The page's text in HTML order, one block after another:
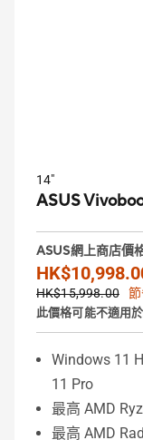
14"
ASUS
ASUS網上商店價
HK$15,998.00
此價格可能不適用
Windows 11
11 Pro
最高 AMD
最高 AMD